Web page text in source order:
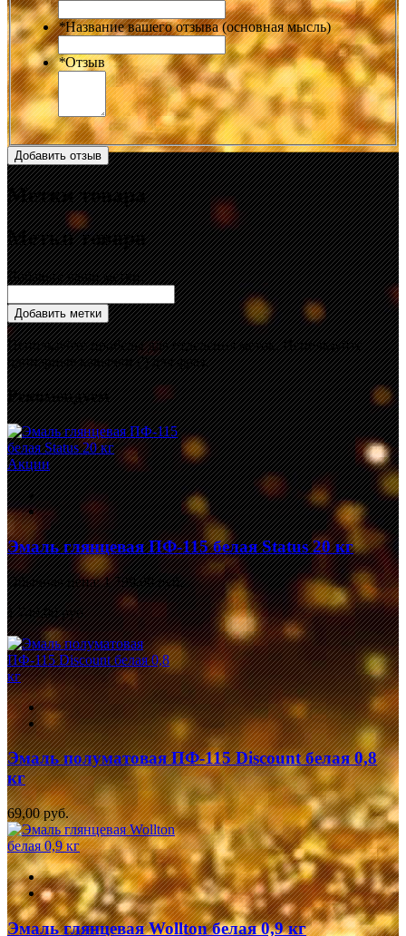
*Название вашего отзыва (основная мысль)
*Отзыв
Добавить отзыв
Метки товара
Метки товара
Добавьте ваши метки:
Добавить метки
Используйте пробелы для отделения меток. Используйте
одинарные кавычки (') для фраз.
Рекомендуем
Акции
Эмаль глянцевая ПФ-115 белая Status 20 кг
Обычная цена: 1 799,00 руб.
1 749,00 руб.
Эмаль полуматовая ПФ-115 Discount белая 0,8
кг
69,00 руб.
Эмаль глянцевая Wollton белая 0,9 кг